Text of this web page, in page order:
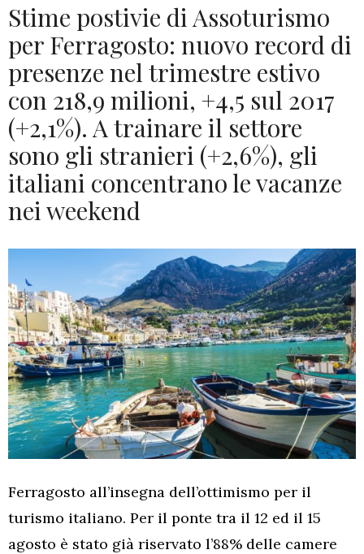
Stime postivie di Assoturismo
per Ferragosto: nuovo record di
presenze nel trimestre estivo
con 218,9 milioni, +4,5 sul 2017
(+2,1%). A trainare il settore
sono gli stranieri (+2,6%), gli
italiani concentrano le vacanze
nei weekend
Ferragosto all’insegna dell’ottimismo per il
turismo italiano. Per il ponte tra il 12 ed il 15
agosto è stato già riservato l’88% delle camere